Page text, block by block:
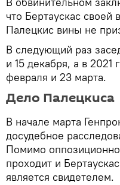
что Бертаускас своей
Палецкис вины не
В следующий раз
и 15 декабря, а в 2021
февраля и 23 марта.
Дело Палецкиса
В начале марта
досудебное
Помимо
проходит и
является свидетелем.